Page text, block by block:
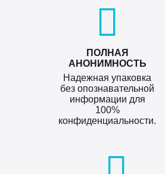
ПОЛНАЯ
АНОНИМНОСТЬ
Надежная упаковка
без опознавательной
информации для
100%
конфиденциальности.